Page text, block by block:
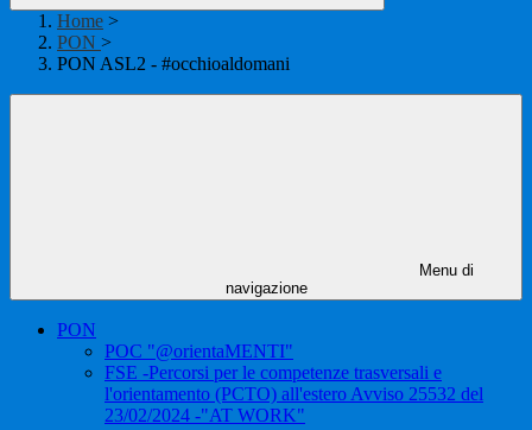
Home >
PON >
PON ASL2 - #occhioaldomani
Menu di
navigazione
PON
POC "@orientaMENTI"
FSE -Percorsi per le competenze trasversali e
l'orientamento (PCTO) all'estero Avviso 25532 del
23/02/2024 -"AT WORK"